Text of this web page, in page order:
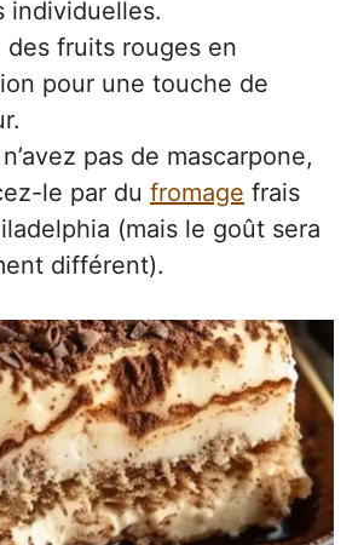
individuelles.
des fruits rouges en
pour une touche de
pas de mascarpone,
le par du fromage frais
(mais le goût sera
différent).